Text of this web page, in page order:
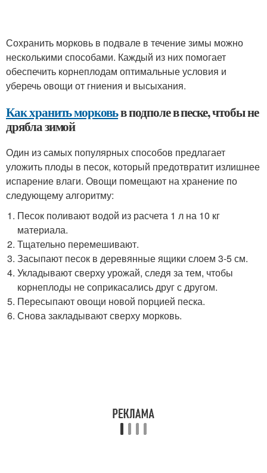
Сохранить морковь в подвале в течение зимы можно
несколькими способами. Каждый из них помогает
обеспечить корнеплодам оптимальные условия и
уберечь овощи от гниения и высыхания.
Как хранить морковьв подполе в песке, чтобы не
дрябла зимой
Один из самых популярных способов предлагает
уложить плоды в песок, который предотвратит излишнее
испарение влаги. Овощи помещают на хранение по
следующему алгоритму:
Песок поливают водой из расчета 1 л на 10 кг
материала.
Тщательно перемешивают.
Засыпают песок в деревянные ящики слоем 3-5 см.
Укладывают сверху урожай, следя за тем, чтобы
корнеплоды не соприкасались друг с другом.
Пересыпают овощи новой порцией песка.
Снова закладывают сверху морковь.